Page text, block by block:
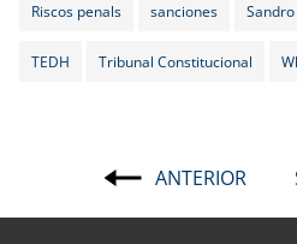
Riscos penals sanciones Sandro
TEDH Tribunal Constitucional
ANTERIOR